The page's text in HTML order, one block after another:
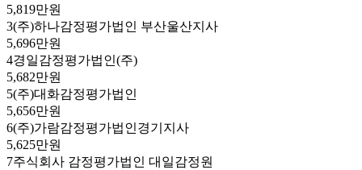
5,819만원
3(주)하나감정평가법인 부산울산지사
5,696만원
4경일감정평가법인(주)
5,682만원
5(주)대화감정평가법인
5,656만원
6(주)가람감정평가법인경기지사
5,625만원
7주식회사 감정평가법인 대일감정원